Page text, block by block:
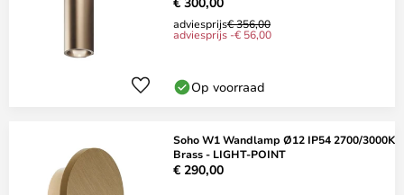
adviesprijs€ 356,00
adviesprijs -€ 56,00
Op voorraad
Soho W1 Wandlamp Ø12 IP54 2700/3000K
Brass - LIGHT-POINT
€ 290,00